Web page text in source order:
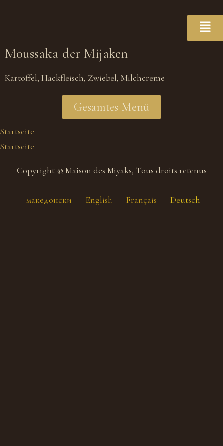
Moussaka der Mijaken
Kartoffel, Hackfleisch, Zwiebel, Milchcreme
Gesamtes Menü
Startseite
Startseite
Copyright © Maison des Miyaks, Tous droits retenus
македонски English Français Deutsch